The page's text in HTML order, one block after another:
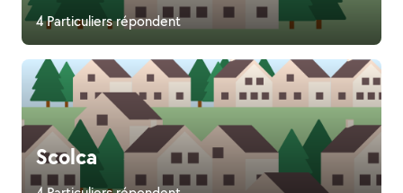
4 Particuliers répondent
Scolca